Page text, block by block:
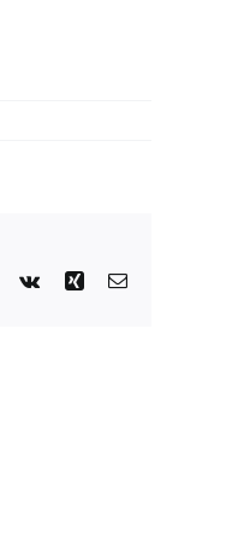
Pinterest
Vk Xing E-